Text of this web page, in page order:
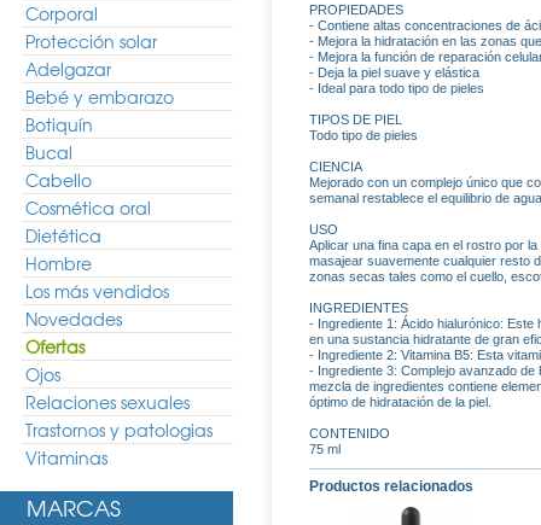
Corporal
Protección solar
Adelgazar
Bebé y embarazo
Botiquín
Bucal
Cabello
Cosmética oral
Dietética
Hombre
Los más vendidos
Novedades
Ofertas
Ojos
Relaciones sexuales
Trastornos y patologias
Vitaminas
MARCAS
PROPIEDADES
- Contiene altas concentraciones de
- Mejora la hidratación en las zonas
- Mejora la función de reparación
- Deja la piel suave y elástica
- Ideal para todo tipo de pieles
TIPOS DE PIEL
Todo tipo de pieles
CIENCIA
Mejorado con un complejo único que
semanal restablece el equilibrio de
USO
Aplicar una fina capa en el rostro por
masajear suavemente cualquier resto
zonas secas tales como el cuello,
INGREDIENTES
- Ingrediente 1: Ácido hialurónico:
en una sustancia hidratante de gran
- Ingrediente 2: Vitamina B5: Esta
- Ingrediente 3: Complejo avanzado
mezcla de ingredientes contiene
óptimo de hidratación de la piel.
CONTENIDO
75 ml
Productos relacionados